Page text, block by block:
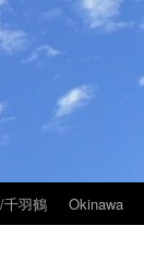
千羽鶴 Okinawa